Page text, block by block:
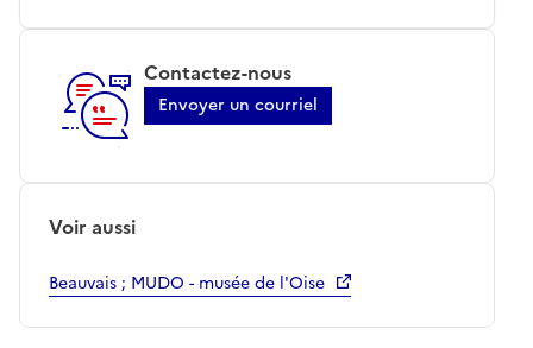
Contactez-nous
Envoyer un courriel
Voir aussi
Beauvais ; MUDO - musée de l'Oise